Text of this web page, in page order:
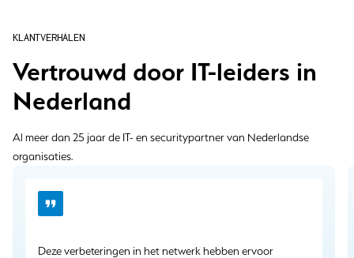
KLANTVERHALEN
Vertrouwd door IT-leiders in
Nederland
Al meer dan 25 jaar de IT- en securitypartner van Nederlandse
organisaties.
Deze verbeteringen in het netwerk hebben ervoor